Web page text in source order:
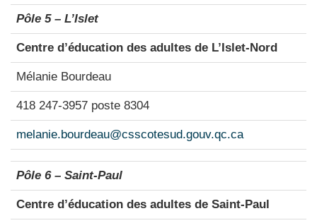
Pôle 5 – L’Islet
Centre d’éducation des adultes de L’Islet-Nord
Mélanie Bourdeau
418 247-3957 poste 8304
melanie.bourdeau@csscotesud.gouv.qc.ca
Pôle 6 – Saint-Paul
Centre d’éducation des adultes de Saint-Paul